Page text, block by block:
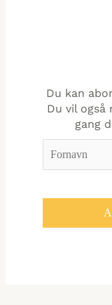
Du kan
Du vil også
gang